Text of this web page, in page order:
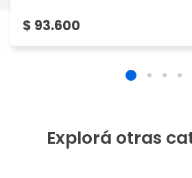
$ 93.600
Explorá otras